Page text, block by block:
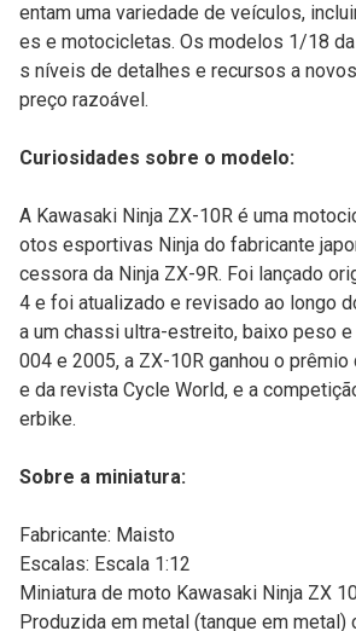
entam uma variedade de veículos,
es e motocicletas. Os modelos 1/18
s níveis de detalhes e recursos a
preço razoável.
Curiosidades sobre o modelo:
A Kawasaki Ninja ZX-10R é uma
otos esportivas Ninja do fabricante
cessora da Ninja ZX-9R. Foi lançado
4 e foi atualizado e revisado ao longo
a um chassi ultra-estreito, baixo peso
004 e 2005, a ZX-10R ganhou o
e da revista Cycle World, e a
erbike.
Sobre a miniatura:
Fabricante: Maisto
Escalas: Escala 1:12
Miniatura de moto Kawasaki Ninja ZX
Produzida em metal (tanque em metal)